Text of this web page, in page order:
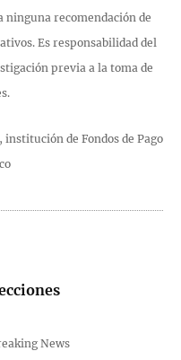
recomendación de
Es responsabilidad del
previa a la toma de
de Fondos de Pago
News